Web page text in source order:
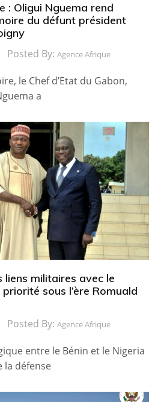
: Oligui Nguema rend
du défunt président
Posted By: Agence Afrique
le Chef d’Etat du Gabon,
a
liens militaires avec le
sous l’ère Romuald
Posted By: Agence Afrique
entre le Bénin et le Nigeria
la défense